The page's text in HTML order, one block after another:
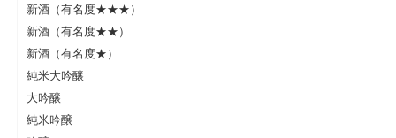
新酒（有名度★★★）
新酒（有名度★★）
新酒（有名度★）
純米大吟醸
大吟醸
純米吟醸